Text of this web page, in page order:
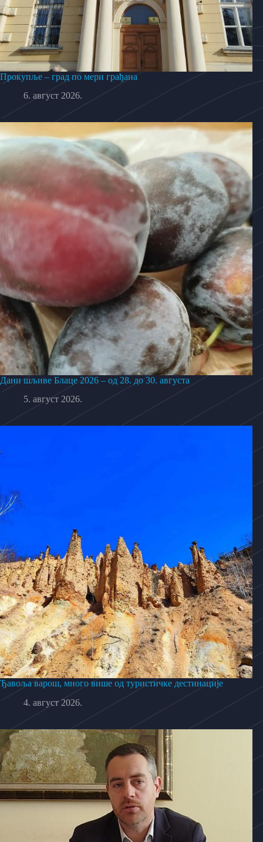
Прокупље – град по мери грађана
6. август 2026.
Дани шљиве Блаце 2026 – од 28. до 30. августа
5. август 2026.
Ђавоља варош, много више од туристичке дестинације
4. август 2026.